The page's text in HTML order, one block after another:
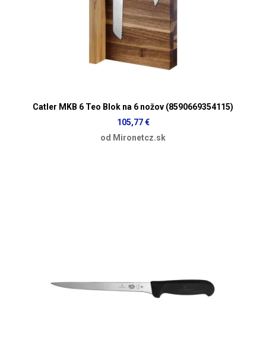
Catler MKB 6 Teo Blok na 6 nožov (8590669354115)
105,77 €
od Mironetcz.sk